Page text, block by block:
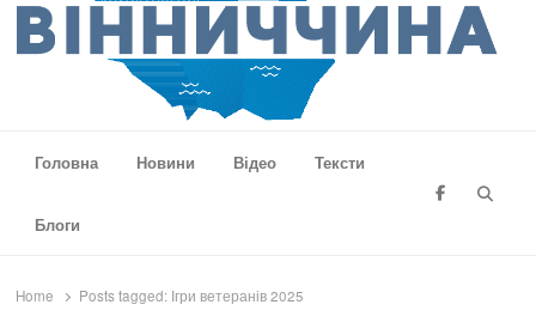
Головна
Новини Відео Тексти
Блоги
Home Posts tagged: Ігри ветеранів 2025